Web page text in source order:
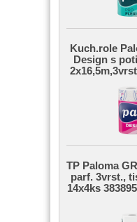
Kuch.role
Design s
TP Paloma
parf. 3vrst.,
14x4ks